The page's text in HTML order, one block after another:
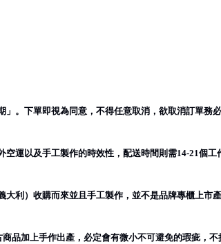
。下單即視為同意，不得任意取消，欲取消訂單務
空運以及手工製作的時效性，配送時間則需14-21個工
利）收購而來並且手工製作，並不是品牌專櫃上市
品加上手作出產，必定會有微小不可避免的瑕疵，不